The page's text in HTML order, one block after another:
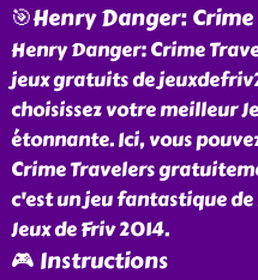
🎯Henry Danger:
Henry Danger: Crime
jeux gratuits de
choisissez votre meilleur
étonnante. Ici, vous
Crime Travelers
c'est un jeu fantastique
Jeux de Friv 2014.
🎮 Instructions